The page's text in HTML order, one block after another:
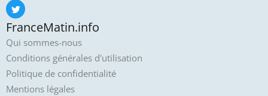
FranceMatin.info
Qui sommes-nous
Conditions générales d'utilisation
Politique de confidentialité
Mentions légales